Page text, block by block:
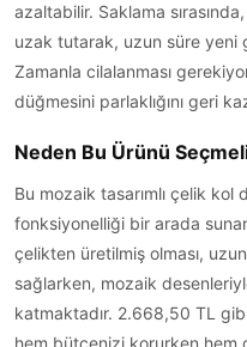
azaltabilir. Saklama
uzak tutarak, uzun süre yeni
Zamanla cilalanması
düğmesini parlaklığını geri
Neden Bu Ürünü
Bu mozaik tasarımlı çelik
fonksiyonelliği bir arada
çelikten üretilmiş olması,
sağlarken, mozaik
katmaktadır. 2.668,50 TL
hem bütçenizi korurken hem